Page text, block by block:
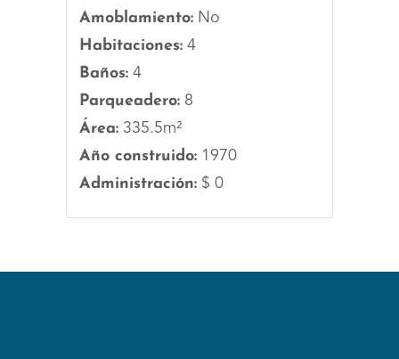
Amoblamiento: No
Habitaciones: 4
Baños: 4
Parqueadero: 8
Área: 335.5m²
Año construido: 1970
Administración: $ 0